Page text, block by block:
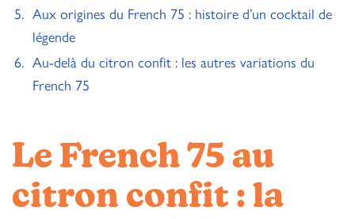
Aux origines du French 75 : histoire d’un cocktail de
légende
Au-delà du citron confit : les autres variations du
French 75
Le French 75 au
citron confit : la